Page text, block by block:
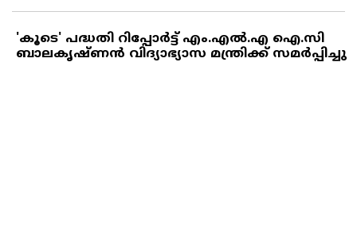
'കൂടെ' പദ്ധതി റിപ്പോര്‍ട്ട് എം.എല്‍.എ ഐ.സി
ബാലകൃഷ്ണന്‍ വിദ്യാഭ്യാസ മന്ത്രിക്ക് സമര്‍പ്പിച്ചു